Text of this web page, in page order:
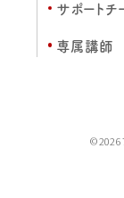
サポートチ
専属講師
© 2026